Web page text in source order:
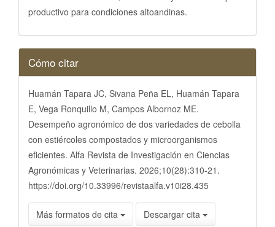
productivo para condiciones altoandinas.
Detalles
del
artículo
Cómo citar
Huamán Tapara JC, Sivana Peña EL, Huamán Tapara
E, Vega Ronquillo M, Campos Albornoz ME.
Desempeño agronómico de dos variedades de cebolla
con estiércoles compostados y microorganismos
eficientes. Alfa Revista de Investigación en Ciencias
Agronómicas y Veterinarias. 2026;10(28):310-21.
https://doi.org/10.33996/revistaalfa.v10i28.435
Más formatos de cita Descargar cita